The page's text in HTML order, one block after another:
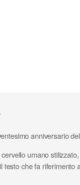
anniversario
umano
testo che fa